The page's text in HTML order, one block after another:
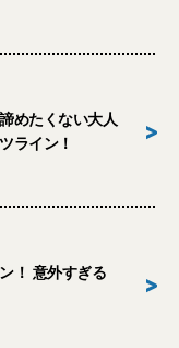
めたくない大人
ライン！
>
！ 意外すぎる
>